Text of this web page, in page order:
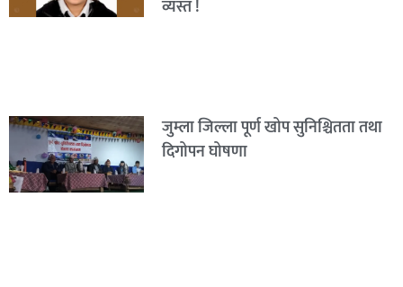
व्यस्त !
जुम्ला जिल्ला पूर्ण खोप सुनिश्चितता तथा
दिगोपन घोषणा